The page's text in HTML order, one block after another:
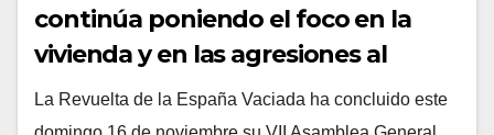
continúa poniendo el foco en la
vivienda y en las agresiones al
mundo rural en su séptima
asamblea
La Revuelta de la España Vaciada ha concluido este